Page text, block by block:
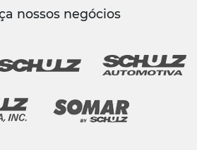
nossos negócios